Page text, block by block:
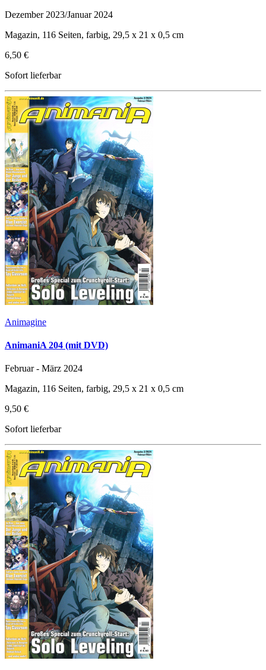
Dezember 2023/Januar 2024
Magazin, 116 Seiten, farbig, 29,5 x 21 x 0,5 cm
6,50 €
Sofort lieferbar
Animagine
AnimaniA 204 (mit DVD)
Februar - März 2024
Magazin, 116 Seiten, farbig, 29,5 x 21 x 0,5 cm
9,50 €
Sofort lieferbar